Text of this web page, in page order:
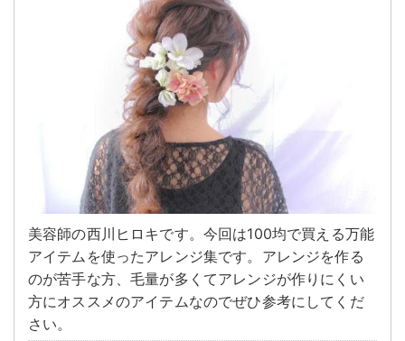
美容師の西川ヒロキです。今回は100均で買える万能
アイテムを使ったアレンジ集です。アレンジを作る
のが苦手な方、毛量が多くてアレンジが作りにくい
方にオススメのアイテムなのでぜひ参考にしてくだ
さい。